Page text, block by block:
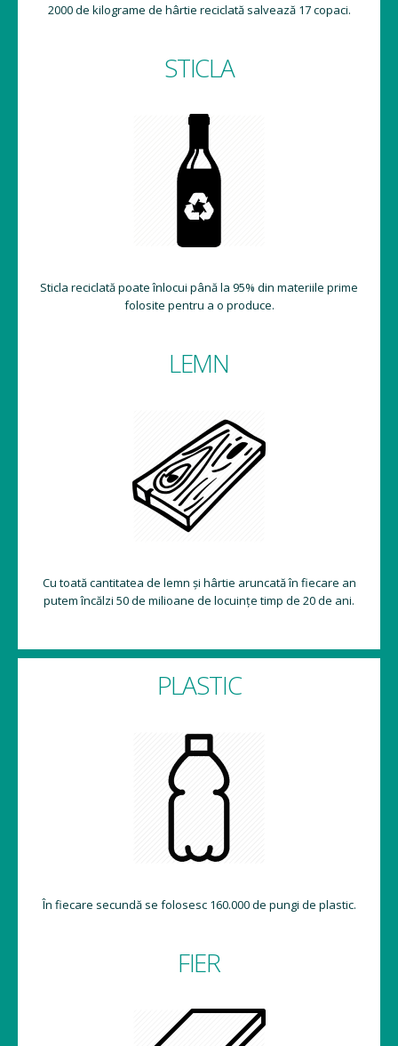
2000 de kilograme de hârtie reciclată salvează 17 copaci.
STICLA
Sticla reciclată poate înlocui până la 95% din materiile prime
folosite pentru a o produce.
LEMN
Cu toată cantitatea de lemn și hârtie aruncată în fiecare an
putem încălzi 50 de milioane de locuințe timp de 20 de ani.
PLASTIC
În fiecare secundă se folosesc 160.000 de pungi de plastic.
FIER